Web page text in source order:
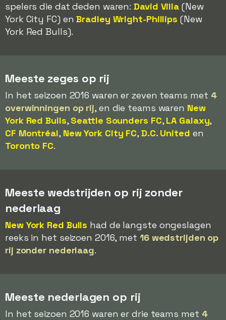
spelers die dat deden waren:David Villa (New
York City FC) enBradley Wright-Phillips (New
York Red Bulls).
Meeste zeges op rij
In het seizoen 2016 waren er zeven teams met 4
overwinningen op rij, en die teams waren New
York Red Bulls, Seattle Sounders FC, LA Galaxy,
CF Montréal, New York City FC, D.C. United en
Toronto FC.
Meeste wedstrijden op rij zonder
nederlaag
New York Red Bulls had de langste ongeslagen
reeks in het seizoen 2016, met 16 wedstrijden op
rij zonder nederlaag.
Meeste nederlagen op rij
In het seizoen 2016 waren er drie teams met 4